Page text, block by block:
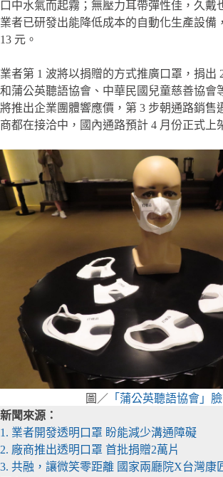
口中水氣而起霧；無壓力耳帶彈性佳，久戴
業者已研發出能降低成本的自動化生產設備
13 元。
業者第 1 波將以捐贈的方式推廣口罩，捐出
和蒲公英聽語協會、中華民國兒童慈善協會
將推出企業團體響應價，第 3 步朝通路銷售
商都在接洽中，國內通路預計 4 月份正式上
圖／
「蒲公英聽語協會」
新聞來源：
1. 業者開發透明口罩 盼能減少溝通障礙
2. 廠商推出透明口罩 首批捐贈2萬片
3. 共融，讓微笑零距離 國家兩廳院X台灣康